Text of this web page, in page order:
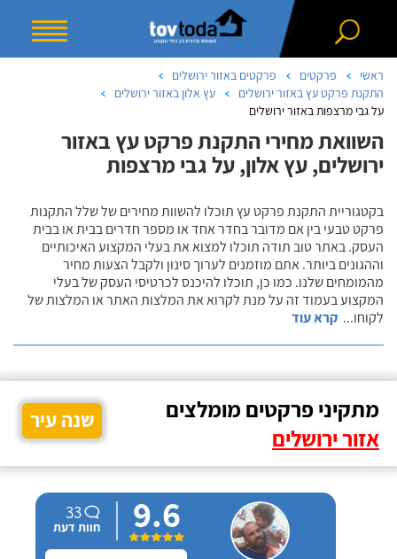
ראשי פרקטים
פרקטים באזור ירושלים
התקנת פרקט עץ באזור ירושלים
עץ אלון באזור ירושלים
על גבי מרצפות באזור ירושלים
השוואת מחירי התקנת פרקט עץ באזור
ירושלים, עץ אלון, על גבי מרצפות
בקטגוריית התקנת פרקט עץ תוכלו להשוות מחירים של שלל התקנות
פרקט טבעי בין אם מדובר בחדר אחד או מספר חדרים בבית או בבית
העסק. באתר טוב תודה תוכלו למצוא את בעלי המקצוע האיכותיים
וההגונים ביותר. אתם מוזמנים לערוך סינון ולקבל הצעות מחיר
מהמומחים שלנו. כמו כן, תוכלו להיכנס לכרטיסי העסק של בעלי
המקצוע בעמוד זה על מנת לקרוא את המלצות האתר או המלצות של
לקוחו... קרא עוד
מתקיני פרקטים מומלצים
אזור ירושלים
שנה עיר
9.6
33
חוות דעת